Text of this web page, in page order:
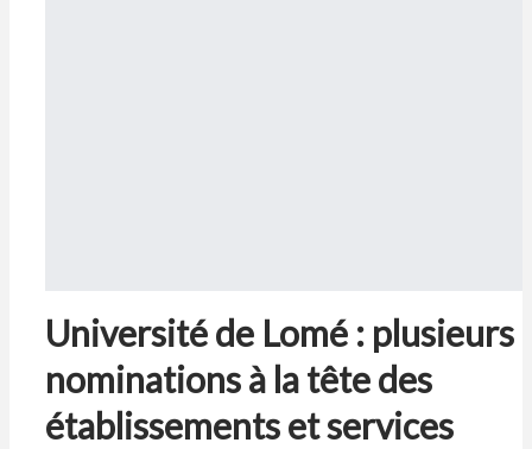
Université de Lomé : plusieurs
nominations à la tête des
établissements et services